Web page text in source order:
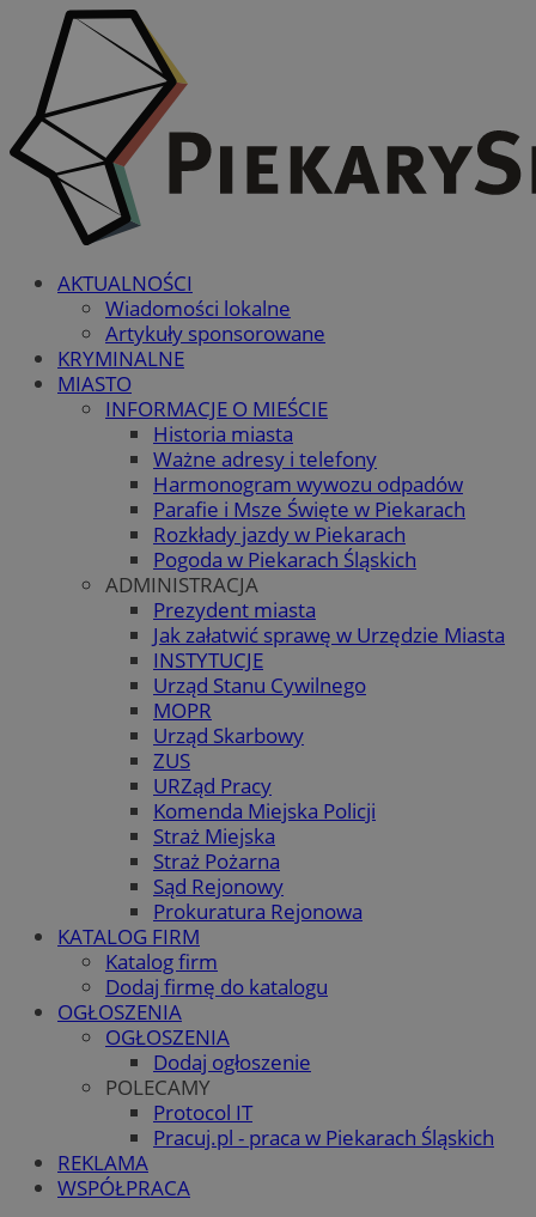
AKTUALNOŚCI
Wiadomości lokalne
Artykuły sponsorowane
KRYMINALNE
MIASTO
INFORMACJE O MIEŚCIE
Historia miasta
Ważne adresy i telefony
Harmonogram wywozu odpadów
Parafie i Msze Święte w Piekarach
Rozkłady jazdy w Piekarach
Pogoda w Piekarach Śląskich
ADMINISTRACJA
Prezydent miasta
Jak załatwić sprawę w Urzędzie Miasta
INSTYTUCJE
Urząd Stanu Cywilnego
MOPR
Urząd Skarbowy
ZUS
URZąd Pracy
Komenda Miejska Policji
Straż Miejska
Straż Pożarna
Sąd Rejonowy
Prokuratura Rejonowa
KATALOG FIRM
Katalog firm
Dodaj firmę do katalogu
OGŁOSZENIA
OGŁOSZENIA
Dodaj ogłoszenie
POLECAMY
Protocol IT
Pracuj.pl - praca w Piekarach Śląskich
REKLAMA
WSPÓŁPRACA